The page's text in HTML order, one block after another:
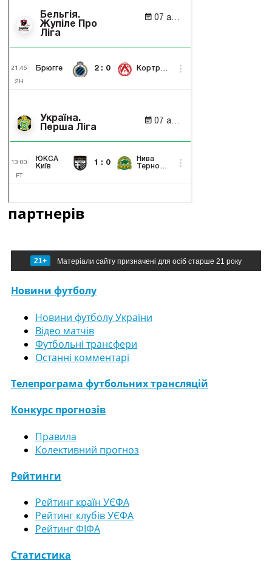
партнерів
21+ Матеріали сайту призначені для осіб старше 21 року
Новини футболу
Новини футболу України
Відео матчів
Футбольні трансфери
Останні комментарі
Телепрограма футбольних трансляцій
Конкурс прогнозів
Правила
Колективний прогноз
Рейтинги
Рейтинг країн УЄФА
Рейтинг клубів УЄФА
Рейтинг ФІФА
Статистика